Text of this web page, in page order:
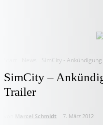
SimCity -
SimCity –
Trailer
Marcel Schmidt 7. März 2012